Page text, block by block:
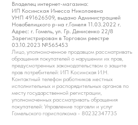
Владелец интернет-магазина:
ИП Косинская Инесса Николаевна
УНП 491626509, выдано Администрацией
Новобелицкого р-на г.Гомеля 11.03.2022 г.
Адрес: г. Гомель, ул. Гр. Денисенко 22/8
Зарегистрирован в Торговом реестре
03.10.2023 №565453
Лицо, уполномоченное продавцом рассматривать
обращения покупателей о нарушении их прав,
предусмотренных законодательством о защите
прав потребителей: ИП Косинская И.Н.
Контактный телефон работников местных
исполнительных и распорядительных органов по
месту государственной регистрации,
уполномоченных рассматривать обращения
покупателей: Управление торговли и услуг
Гомельского горисполкома - 80232347735